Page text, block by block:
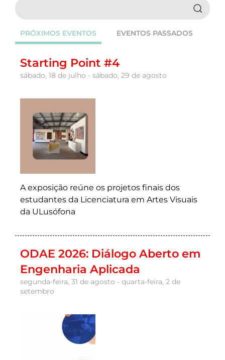
PRÓXIMOS EVENTOS EVENTOS PASSADOS
Starting Point #4
sábado, 18 de julho - sábado, 29 de agosto
A exposição reúne os projetos finais dos
estudantes da Licenciatura em Artes Visuais
da ULusófona
ODAE 2026: Diálogo Aberto em
Engenharia Aplicada
segunda-feira, 31 de agosto - quarta-feira, 2 de
setembro